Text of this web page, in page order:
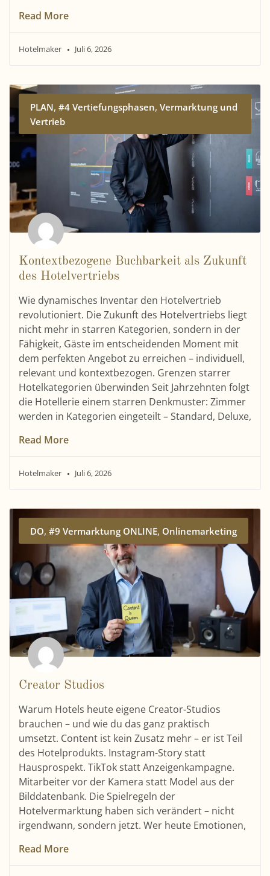
Read More
Hotelmaker Juli 6, 2026
PLAN,#4 Vertiefungsphasen,Vermarktung und
Vertrieb
Kontextbezogene Buchbarkeit als Zukunft
des Hotelvertriebs
Wie dynamisches Inventar den Hotelvertrieb
revolutioniert. Die Zukunft des Hotelvertriebs liegt
nicht mehr in starren Kategorien, sondern in der
Fähigkeit, Gäste im entscheidenden Moment mit
dem perfekten Angebot zu erreichen – individuell,
relevant und kontextbezogen. Grenzen starrer
Hotelkategorien überwinden Seit Jahrzehnten folgt
die Hotellerie einem starren Denkmuster: Zimmer
werden in Kategorien eingeteilt – Standard, Deluxe,
Read More
Hotelmaker Juli 6, 2026
DO,#9 Vermarktung ONLINE, Onlinemarketing
Creator Studios
Warum Hotels heute eigene Creator-Studios
brauchen – und wie du das ganz praktisch
umsetzt. Content ist kein Zusatz mehr – er ist Teil
des Hotelprodukts. Instagram-Story statt
Hausprospekt. TikTok statt Anzeigenkampagne.
Mitarbeiter vor der Kamera statt Model aus der
Bilddatenbank. Die Spielregeln der
Hotelvermarktung haben sich verändert – nicht
irgendwann, sondern jetzt. Wer heute Emotionen,
Read More